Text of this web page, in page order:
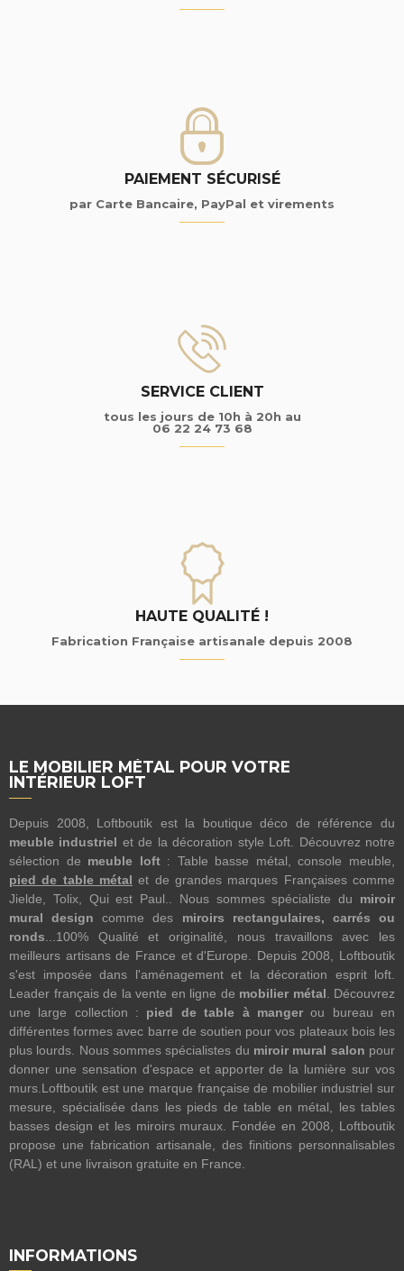
PAIEMENT SÉCURISÉ
par Carte Bancaire, PayPal et virements
SERVICE CLIENT
tous les jours de 10h à 20h au
06 22 24 73 68
HAUTE QUALITÉ !
Fabrication Française artisanale depuis 2008
LE MOBILIER MÉTAL POUR VOTRE
INTÉRIEUR LOFT
Depuis 2008, Loftboutik est la boutique déco de référence du
meuble industriel et de la décoration style Loft. Découvrez notre
sélection de meuble loft: Table basse métal, console meuble,
pied de table métal et de grandes marques Françaises comme
Jielde, Tolix, Qui est Paul.. Nous sommes spécialiste du miroir
mural design comme des miroirs rectangulaires, carrés ou
ronds ...100% Qualité et originalité, nous travaillons avec les
meilleurs artisans de France et d'Europe. Depuis 2008, Loftboutik
s'est imposée dans l'aménagement et la décoration esprit loft.
Leader français de la vente en ligne de mobilier métal . Découvrez
une large collection : pied de table à mangerou bureau en
différentes formes avec barre de soutien pour vos plateaux bois les
plus lourds. Nous sommes spécialistes du miroir mural salon pour
donner une sensation d'espace et apporter de la lumière sur vos
murs.Loftboutik est une marque française de mobilier industriel sur
mesure, spécialisée dans les pieds de table en métal, les tables
basses design et les miroirs muraux. Fondée en 2008, Loftboutik
propose une fabrication artisanale, des finitions personnalisables
(RAL) et une livraison gratuite en France.
INFORMATIONS